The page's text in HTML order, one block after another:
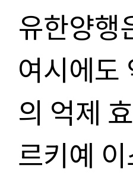
유한양행
여시에도
의 억제
르키예